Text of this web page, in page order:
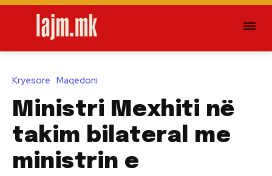
Kryesore Maqedoni
Ministri Mexhiti në
takim bilateral me
ministrin e